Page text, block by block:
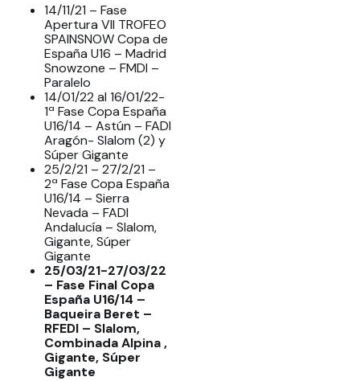
14/11/21 – Fase
Apertura VII TROFEO
SPAINSNOW Copa de
España U16 – Madrid
Snowzone – FMDI –
Paralelo
14/01/22 al 16/01/22-
1ª Fase Copa España
U16/14 – Astún – FADI
Aragón- Slalom (2) y
Súper Gigante
25/2/21 – 27/2/21 –
2ª Fase Copa España
U16/14 – Sierra
Nevada – FADI
Andalucía – Slalom,
Gigante, Súper
Gigante
25/03/21-27/03/22
– Fase Final Copa
España U16/14 –
Baqueira Beret –
RFEDI – Slalom,
Combinada Alpina ,
Gigante, Súper
Gigante